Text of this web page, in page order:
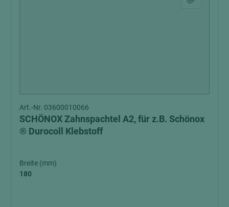
Art.-Nr. 03600010066
SCHÖNOX Zahnspachtel A2, für z.B. Schönox
® Durocoll Klebstoff
Breite (mm)
180